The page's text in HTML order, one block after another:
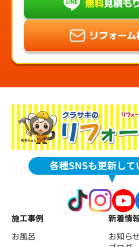
施工事例
お風呂
新着情
お知ら